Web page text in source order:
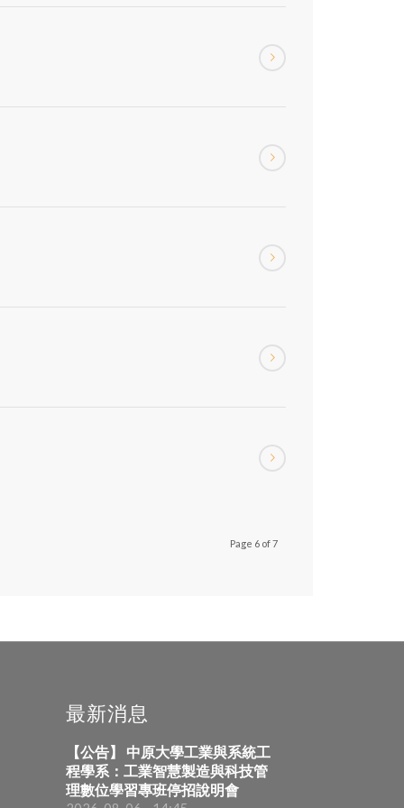
Page 6 of 7
最新消息
【公告】 中原大學工業與系統工
程學系：工業智慧製造與科技管
理數位學習專班停招說明會